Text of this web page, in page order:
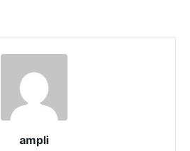
ampli